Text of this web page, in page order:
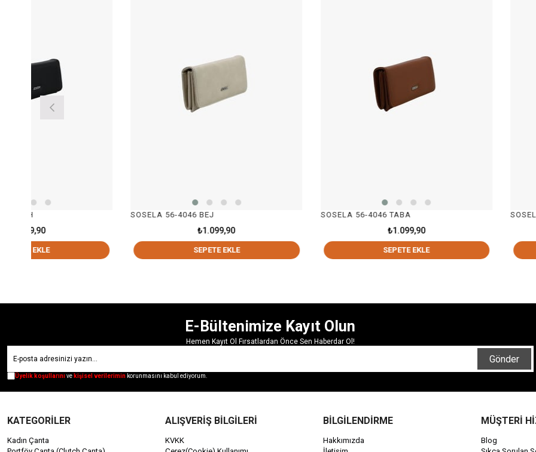
SOSELA 56-4046 BEJ
SEPETE EKLE
SOSELA 56-4046 TABA
SEPETE EKLE
SOSELA 56-4046 KUM
SEPETE
E-Bültenimize Kayıt Olun
Hemen Kayıt Ol Fırsatlardan Önce Sen Haberdar Ol!
Gönder
Üyelik koşullarınıve kişisel verilerimin korunmasını kabul ediyorum.
KATEGORİLER
Kadın Çanta
ALIŞVERİŞ BİLGİLERİ
KVKK
BİLGİLENDİRME
Hakkımızda
MÜŞTERİ
Blog